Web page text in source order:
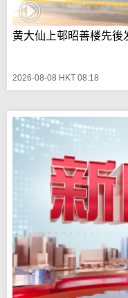
黄大仙上邨昭善楼先
2026-08-08 HKT 08:18